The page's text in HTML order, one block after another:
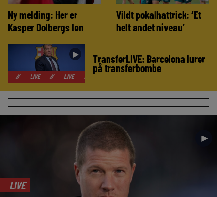
Ny melding: Her er
Kasper Dolbergs løn
Vildt pokalhattrick: ‘Et
helt andet niveau’
►
LIVE LIVE
TransferLIVE: Barcelona lurer
på transferbombe
►
LIVE